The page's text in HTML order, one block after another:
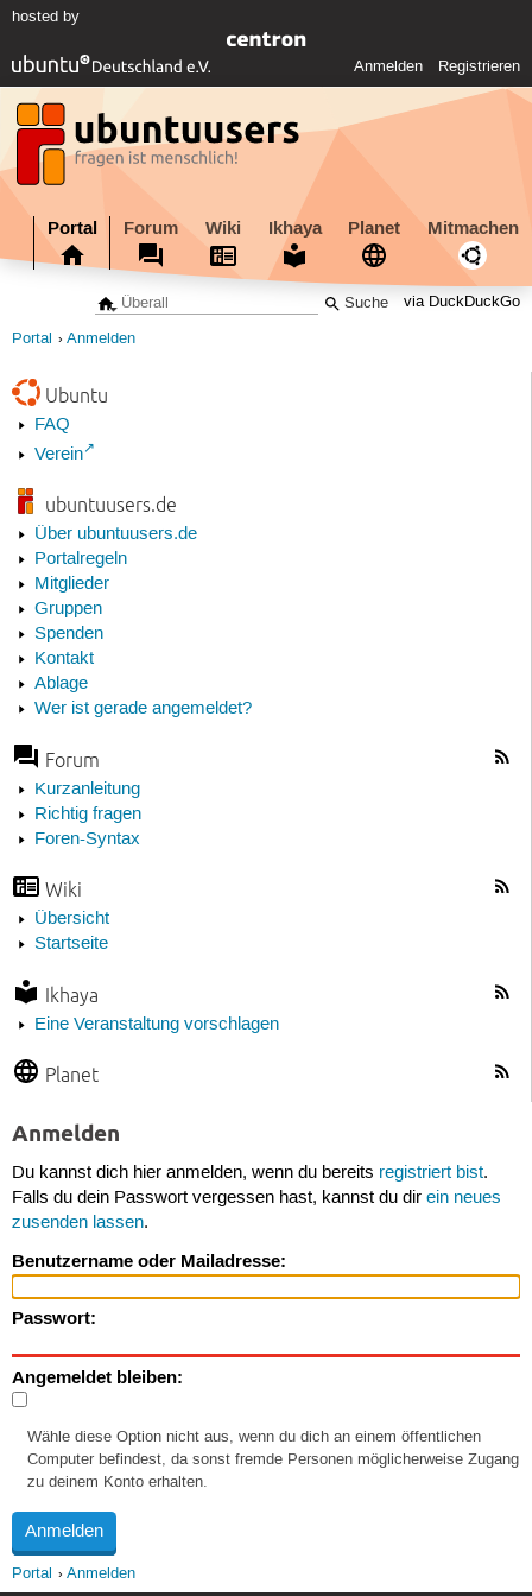
hosted by
Anmelden Registrieren
Portal Forum Wiki Ikhaya Planet Mitmachen
via DuckDuckGo
Portal Anmelden
Ubuntu
FAQ
Verein
ubuntuusers.de
Über ubuntuusers.de
Portalregeln
Mitglieder
Gruppen
Spenden
Kontakt
Ablage
Wer ist gerade angemeldet?
Forum
Kurzanleitung
Richtig fragen
Foren-Syntax
Wiki
Übersicht
Startseite
Ikhaya
Eine Veranstaltung vorschlagen
Planet
Anmelden
Du kannst dich hier anmelden, wenn du bereits registriert bist.
Falls du dein Passwort vergessen hast, kannst du dir ein neues
zusenden lassen.
Benutzername oder Mailadresse:
Passwort:
Angemeldet bleiben:
Wähle diese Option nicht aus, wenn du dich an einem öffentlichen
Computer befindest, da sonst fremde Personen möglicherweise Zugang
zu deinem Konto erhalten.
Portal Anmelden